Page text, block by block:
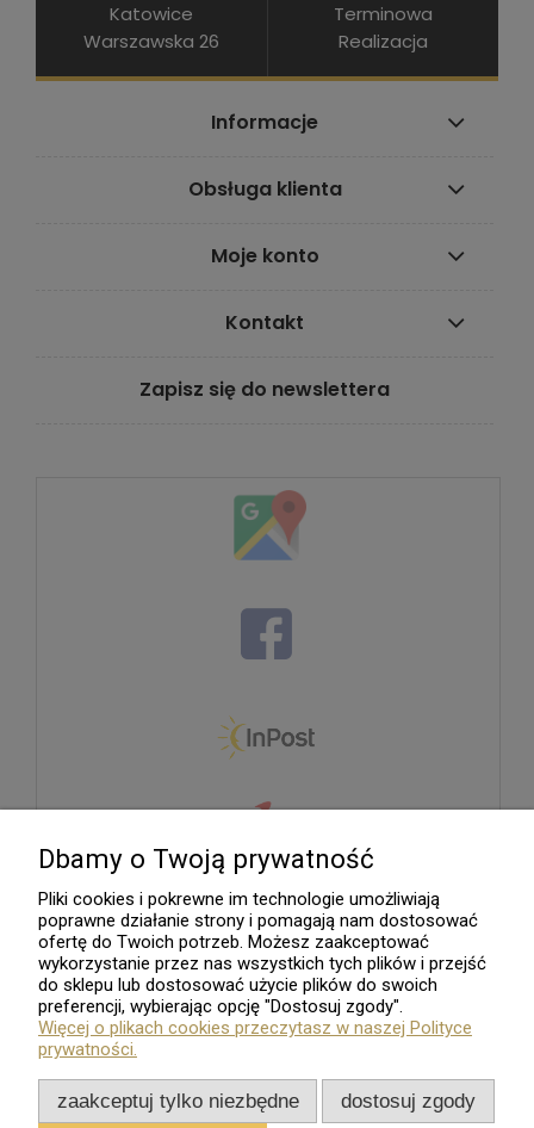
Katowice
Warszawska 26
Terminowa
Realizacja
Informacje
Obsługa klienta
Moje konto
Kontakt
Zapisz się do newslettera
Dbamy o Twoją prywatność
Pliki cookies i pokrewne im technologie umożliwiają
poprawne działanie strony i pomagają nam dostosować
ofertę do Twoich potrzeb. Możesz zaakceptować
wykorzystanie przez nas wszystkich tych plików i przejść
do sklepu lub dostosować użycie plików do swoich
preferencji, wybierając opcję "Dostosuj zgody".
Więcej o plikach cookies przeczytasz w naszej Polityce
prywatności.
zaakceptuj tylko niezbędne dostosuj zgody